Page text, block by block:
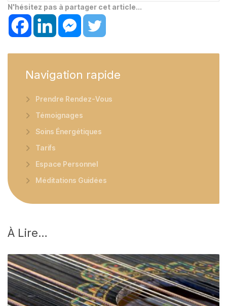
N'hésitez pas à partager cet article...
Navigation rapide
Prendre Rendez-Vous
Témoignages
Soins Énergétiques
Tarifs
Espace Personnel
Méditations Guidées
À Lire…